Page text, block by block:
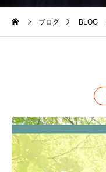
ブログ BLOG